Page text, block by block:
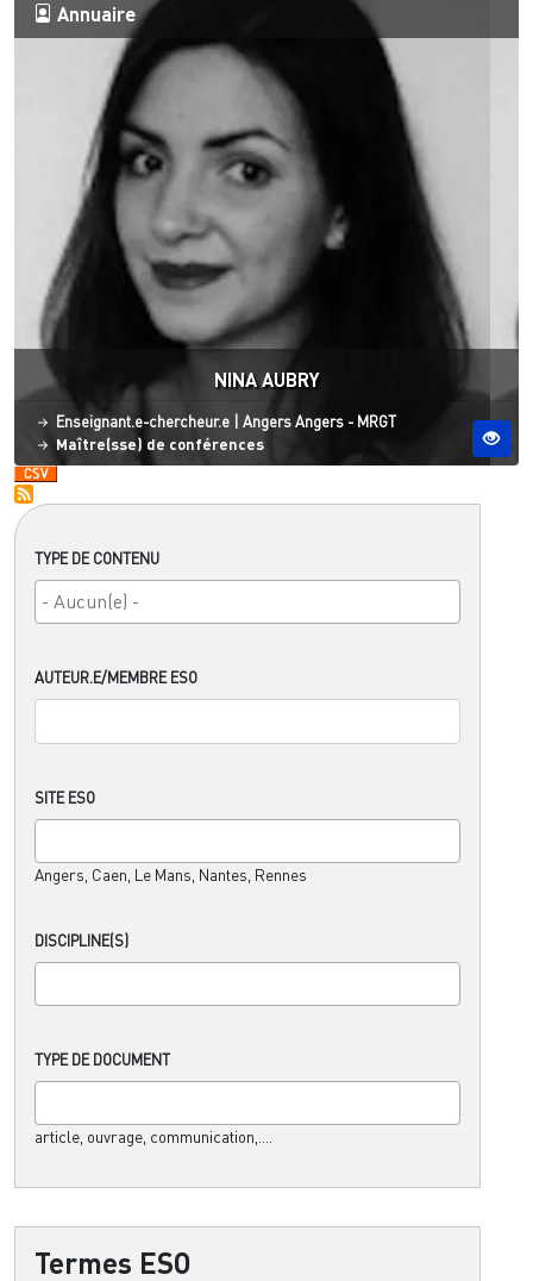
TYPE DE CONTENU
AUTEUR.E/MEMBRE ESO
SITE ESO
Angers, Caen, Le Mans, Nantes, Rennes
DISCIPLINE(S)
TYPE DE DOCUMENT
article, ouvrage, communication,....
Termes ESO
Annuaire
NINA AUBRY
Statut
Enseignant.e-chercheur.e | Site ESO
AngersAngers - MRGT
Maître(sse) de conférences